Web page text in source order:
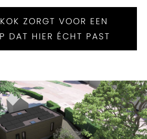
ZORGT VOOR EEN
DAT HIER ÉCHT PAST